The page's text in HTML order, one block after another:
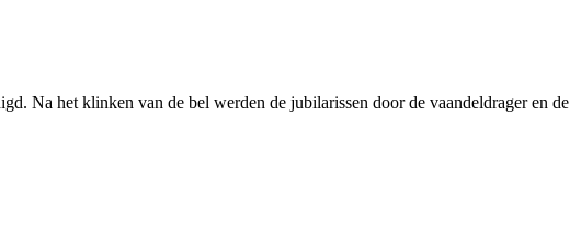
Na het klinken van de bel werden de jubilarissen door de vaandeldrager en de